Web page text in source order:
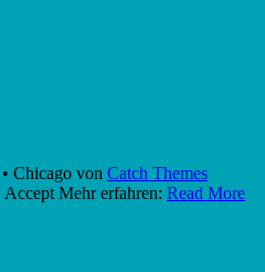
• Chicago von Catch Themes
Accept Mehr erfahren: Read More